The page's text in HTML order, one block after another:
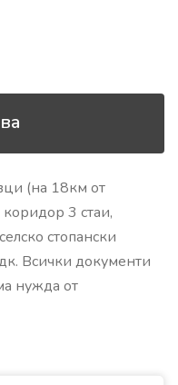
(на 18км от
3 стаи,
стопански
Всички документи
нужда от